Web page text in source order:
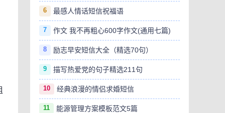
6 最感人情话短信祝福语
7 作文 我不再粗心600字作文(通用七篇)
8 励志早安短信大全（精选70句）
9 描写热爱党的句子精选211句
10 经典浪漫的情侣求婚短信
11 能源管理方案模板范文5篇